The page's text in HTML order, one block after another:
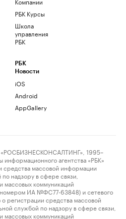
РБК Курсы
Школа
управления
РБК
РБК
Новости
iOS
Android
AppGallery
1995–
агентства «РБК»
средства массовой информации
надзору в сфере связи,
массовых коммуникаций
номером ИА №ФС77-63848) и сетевого
о регистрации средства массовой
службой по надзору в сфере связи,
массовых коммуникаций